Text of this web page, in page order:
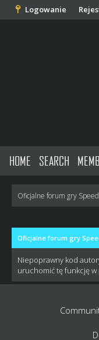
Logowanie
HOME SEARCH
Oficjalne forum gry
Oficjalne forum gry
Niepoprawny kod
uruchomić tę funkcję